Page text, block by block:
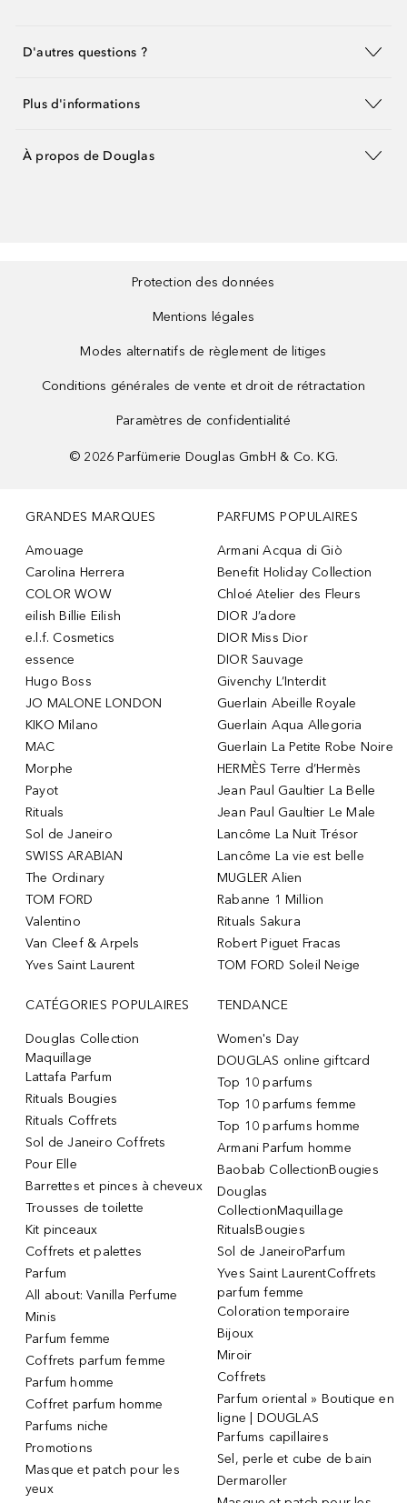
D'autres questions ?
Plus d'informations
À propos de Douglas
Protection des données
Mentions légales
Modes alternatifs de règlement de litiges
Conditions générales de vente et droit de rétractation
Paramètres de confidentialité
© 2026 Parfümerie Douglas GmbH & Co. KG.
GRANDES MARQUES
Amouage
Carolina Herrera
COLOR WOW
eilish Billie Eilish
e.l.f. Cosmetics
essence
Hugo Boss
JO MALONE LONDON
KIKO Milano
MAC
Morphe
Payot
Rituals
Sol de Janeiro
SWISS ARABIAN
The Ordinary
TOM FORD
Valentino
Van Cleef & Arpels
Yves Saint Laurent
PARFUMS POPULAIRES
Armani Acqua di Giò
Benefit Holiday Collection
Chloé Atelier des Fleurs
DIOR J’adore
DIOR Miss Dior
DIOR Sauvage
Givenchy L’Interdit
Guerlain Abeille Royale
Guerlain Aqua Allegoria
Guerlain La Petite Robe Noire
HERMÈS Terre d’Hermès
Jean Paul Gaultier La Belle
Jean Paul Gaultier Le Male
Lancôme La Nuit Trésor
Lancôme La vie est belle
MUGLER Alien
Rabanne 1 Million
Rituals Sakura
Robert Piguet Fracas
TOM FORD Soleil Neige
CATÉGORIES POPULAIRES
Douglas Collection
Maquillage
Lattafa Parfum
Rituals Bougies
Rituals Coffrets
Sol de Janeiro Coffrets
Pour Elle
Barrettes et pinces à cheveux
Trousses de toilette
Kit pinceaux
Coffrets et palettes
Parfum
All about: Vanilla Perfume
Minis
Parfum femme
Coffrets parfum femme
Parfum homme
Coffret parfum homme
Parfums niche
Promotions
Masque et patch pour les
yeux
TENDANCE
Women's Day
DOUGLAS online giftcard
Top 10 parfums
Top 10 parfums femme
Top 10 parfums homme
Armani Parfum homme
Baobab CollectionBougies
Douglas
CollectionMaquillage
RitualsBougies
Sol de JaneiroParfum
Yves Saint LaurentCoffrets
parfum femme
Coloration temporaire
Bijoux
Miroir
Coffrets
Parfum oriental » Boutique en
ligne | DOUGLAS
Parfums capillaires
Sel, perle et cube de bain
Dermaroller